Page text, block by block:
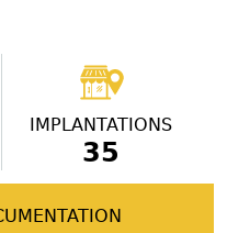
IMPLANTATIONS
35